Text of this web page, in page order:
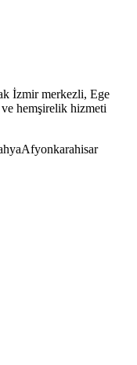
İzmir merkezli, Ege
hemşirelik hizmeti
Afyonkarahisar